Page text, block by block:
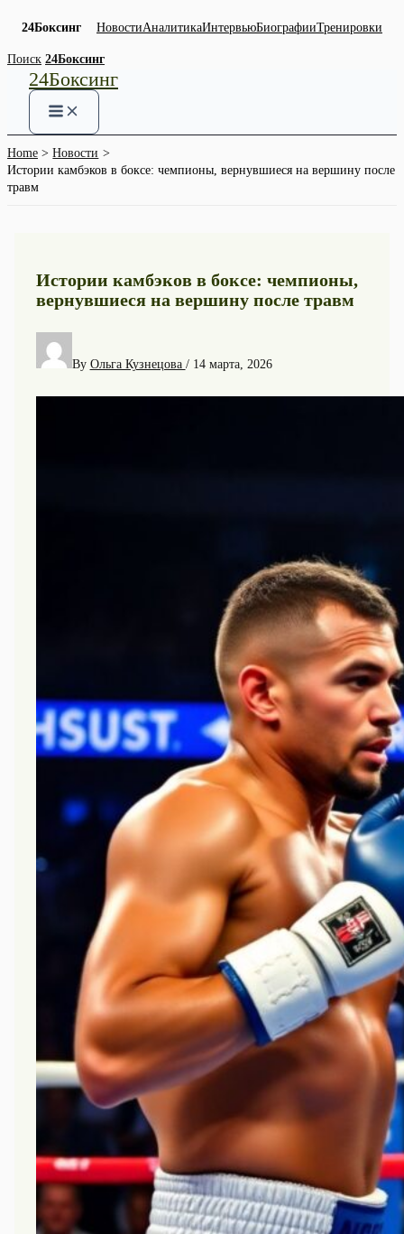
24Боксинг НовостиАналитикаИнтервьюБиографииТренировки
Skip
content
Поиск 24Боксинг
24Боксинг
Home
Новости
Истории камбэков в боксе: чемпионы, вернувшиеся на вершину после
травм
Истории камбэков в боксе: чемпионы,
вернувшиеся на вершину после травм
By Ольга Кузнецова / 14 марта, 2026